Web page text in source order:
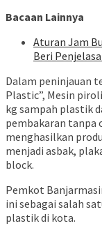
Bacaan Lainnya
Aturan Jam
Beri
Dalam peninjauan
Plastic”, Mesin
kg sampah plastik
pembakaran tanpa
menghasilkan
menjadi asbak,
block.
Pemkot
ini sebagai salah
plastik di kota.